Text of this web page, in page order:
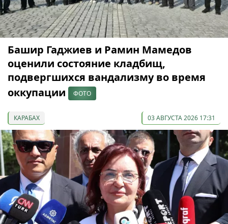
Башир Гаджиев и Рамин Мамедов
оценили состояние кладбищ,
подвергшихся вандализму во время
оккупации
ФОТО
КАРАБАХ 03 АВГУСТА 2026 17:31